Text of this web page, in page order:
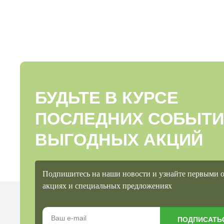
БУДЬТЕ В КУРСЕ
ПОСЛЕДНИХ
ВЫГОДНЫХ АКЦИЙ
Подпишитесь на наши новости и узнайте первыми
акциях и специальных предложениях